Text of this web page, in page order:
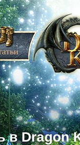
в Dragon